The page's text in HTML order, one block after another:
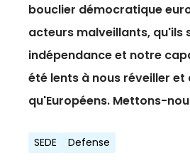
bouclier démocratique
acteurs malveillants, qu'ils
indépendance et notre
été lents à nous réveiller
qu'Européens. Mettons-
SEDE Defense